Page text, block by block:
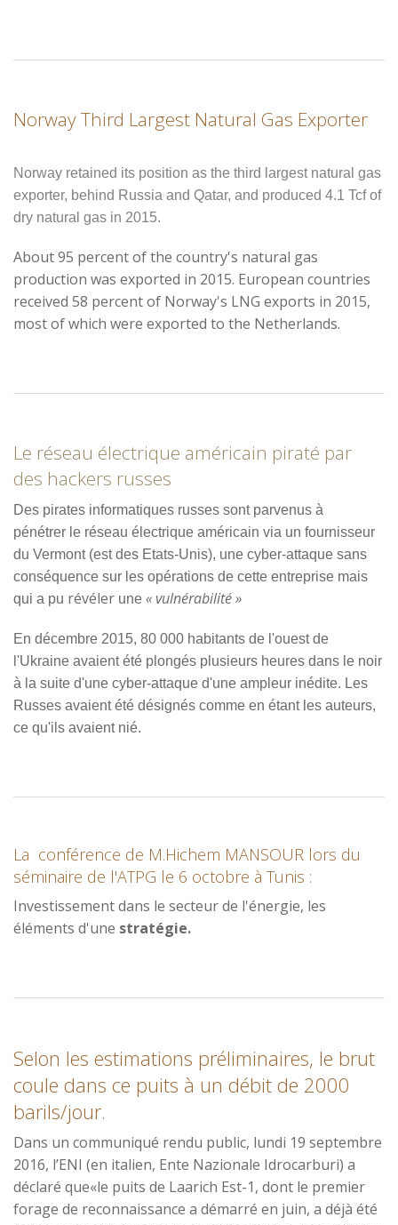
Norway Third Largest Natural Gas Exporter
Norway retained its position as the third largest natural gas
exporter, behind Russia and Qatar, and produced 4.1 Tcf of
dry natural gas in 2015.
About 95 percent of the country's natural gas
production was exported in 2015. European countries
received 58 percent of Norway's LNG exports in 2015,
most of which were exported to the Netherlands.
Le réseau électrique américain piraté par
des hackers russes
Des pirates informatiques russes sont parvenus à
pénétrer le réseau électrique américain via un fournisseur
du Vermont (est des Etats-Unis), une cyber-attaque sans
conséquence sur les opérations de cette entreprise mais
qui a pu révéler une « vulnérabilité »
En décembre 2015, 80 000 habitants de l'ouest de
l'Ukraine avaient été plongés plusieurs heures dans le noir
à la suite d'une cyber-attaque d'une ampleur inédite. Les
Russes avaient été désignés comme en étant les auteurs,
ce qu'ils avaient nié.
La conférence de M.Hichem MANSOUR lors du
séminaire de l'ATPG le 6 octobre à Tunis :
Investissement dans le secteur de l'énergie, les
éléments d'une stratégie.
Selon les estimations préliminaires, le brut
coule dans ce puits à un débit de 2000
barils/jour.
Dans un communiqué rendu public, lundi 19 septembre
2016, l’ENI (en italien, Ente Nazionale Idrocarburi) a
déclaré que«le puits de Laarich Est-1, dont le premier
forage de reconnaissance a démarré en juin, a déjà été